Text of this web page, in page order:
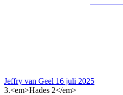
Jeffry van Geel 16 juli 2025
3.<em>Hades 2</em>